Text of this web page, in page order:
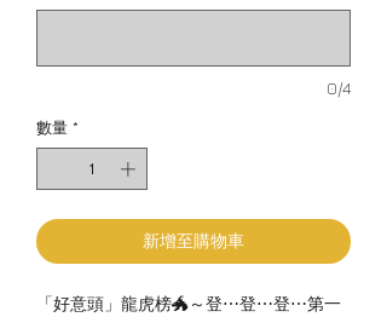
0/4
數量 *
新增至購物車
「好意頭」龍虎榜🐲～登⋯登⋯登⋯第一